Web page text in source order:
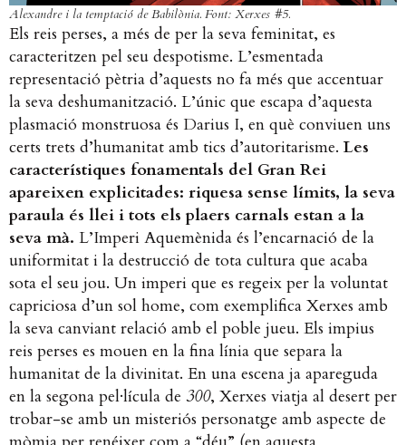
Alexandre i la temptació de Babilònia. Font: Xerxes #5.
Els reis perses, a més de per la seva feminitat, es
caracteritzen pel seu despotisme. L’esmentada
representació pètria d’aquests no fa més que accentuar
la seva deshumanització. L’únic que escapa d’aquesta
plasmació monstruosa és Darius I, en què conviuen uns
certs trets d’humanitat amb tics d’autoritarisme. Les
característiques fonamentals del Gran Rei
apareixen explicitades: riquesa sense límits, la seva
paraula és llei i tots els plaers carnals estan a la
seva mà. L’Imperi Aquemènida és l’encarnació de la
uniformitat i la destrucció de tota cultura que acaba
sota el seu jou. Un imperi que es regeix per la voluntat
capriciosa d’un sol home, com exemplifica Xerxes amb
la seva canviant relació amb el poble jueu. Els impius
reis perses es mouen en la fina línia que separa la
humanitat de la divinitat. En una escena ja apareguda
en la segona pel·lícula de 300, Xerxes viatja al desert per
trobar-se amb un misteriós personatge amb aspecte de